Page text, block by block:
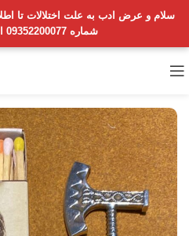
سلام و عرض ادب به علت اختلالات تا
شماره 09352200077 امکان پذیر است.